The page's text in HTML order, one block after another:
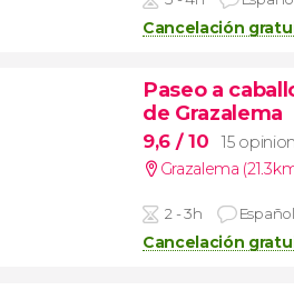
Cancelación
Paseo a
de Grazalema
9,6 / 10
15
Grazalema
2 - 3h Español
Cancelación